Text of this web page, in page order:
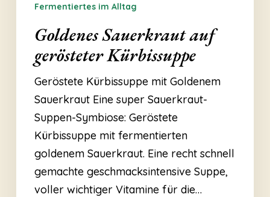
Fermentiertes im Alltag
Goldenes Sauerkraut auf
gerösteter Kürbissuppe
Geröstete Kürbissuppe mit Goldenem
Sauerkraut Eine super Sauerkraut-
Suppen-Symbiose: Geröstete
Kürbissuppe mit fermentierten
goldenem Sauerkraut. Eine recht schnell
gemachte geschmacksintensive Suppe,
voller wichtiger Vitamine für die…